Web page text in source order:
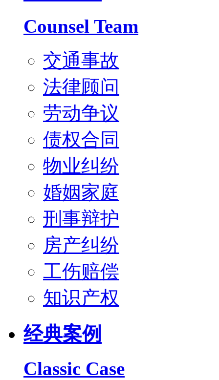
Counsel Team
交通事故
法律顾问
劳动争议
债权合同
物业纠纷
婚姻家庭
刑事辩护
房产纠纷
工伤赔偿
知识产权
经典案例
Classic Case